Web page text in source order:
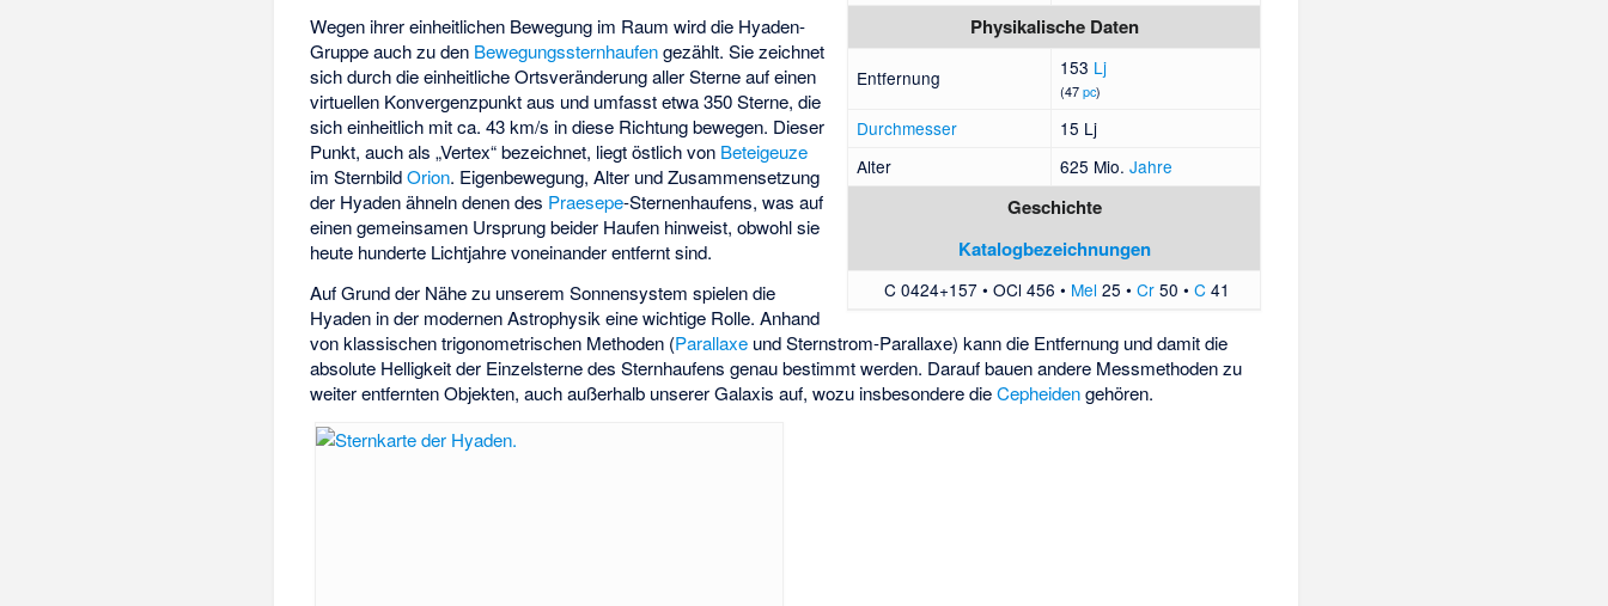
Physikalische Daten
Entfernung 153 Lj
(47pc)
Durchmesser
15 Lj
Alter
625 Mio.Jahre
Geschichte
Katalogbezeichnungen
C 0424+157 • OCl 456 • Mel 25 • Cr50 • C41
Wegen ihrer einheitlichen Bewegung im Raum wird die Hyaden-
Gruppe auch zu den Bewegungssternhaufengezählt. Sie zeichnet
sich durch die einheitliche Ortsveränderung aller Sterne auf einen
virtuellen Konvergenzpunkt aus und umfasst etwa 350 Sterne, die
sich einheitlich mit ca. 43 km/s in diese Richtung bewegen. Dieser
Punkt, auch als „Vertex“ bezeichnet, liegt östlich von Beteigeuze
im SternbildOrion. Eigenbewegung, Alter und Zusammensetzung
der Hyaden ähneln denen des Praesepe-Sternenhaufens, was auf
einen gemeinsamen Ursprung beider Haufen hinweist, obwohl sie
heute hunderte Lichtjahre voneinander entfernt sind.
Auf Grund der Nähe zu unserem Sonnensystem spielen die
Hyaden in der modernen Astrophysik eine wichtige Rolle. Anhand
von klassischen trigonometrischen Methoden (Parallaxe undSternstrom-Parallaxe) kann die Entfernung und damit die
absolute Helligkeit der Einzelsterne des Sternhaufens genau bestimmt werden. Darauf bauen andere Messmethoden zu
weiter entfernten Objekten, auch außerhalb unserer Galaxis auf, wozu insbesondere dieCepheidengehören.